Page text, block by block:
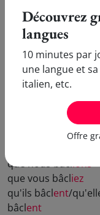
Subjonctif
es
que nous bâclions
que vous bâcliez
qu'ils bâclent/
bâclent
Découvrez
langues
10 minutes par
une langue et
italien, etc.
Offre